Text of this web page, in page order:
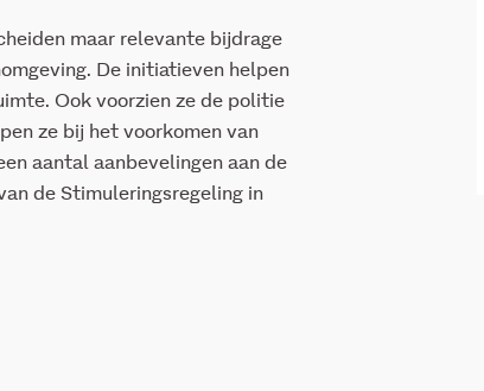
maar relevante bijdrage
De initiatieven helpen
Ook voorzien ze de politie
ze bij het voorkomen van
aantal aanbevelingen aan de
de Stimuleringsregeling in